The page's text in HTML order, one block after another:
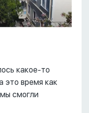
какое-то
это время как
смогли